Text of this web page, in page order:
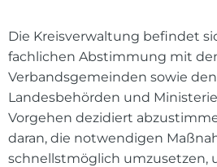
Die Kreisverwaltung befindet
fachlichen Abstimmung mit
Verbandsgemeinden sowie
Landesbehörden und
Vorgehen dezidiert
daran, die notwendigen
schnellstmöglich umzusetzen,